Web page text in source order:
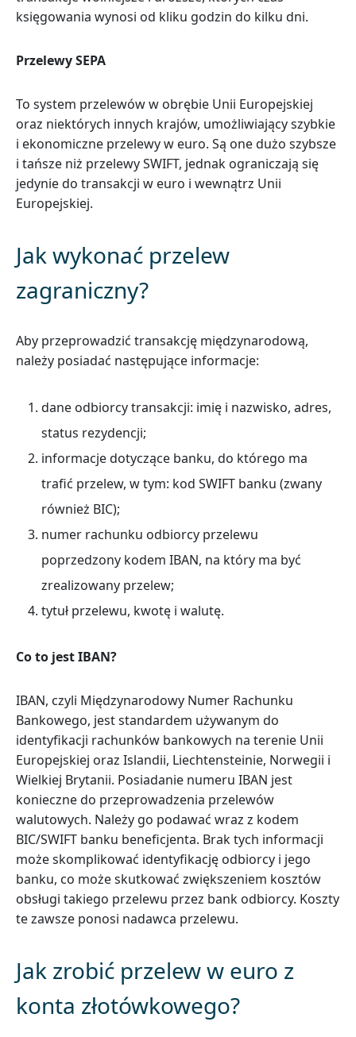
księgowania wynosi od kliku godzin do kilku dni.
Przelewy SEPA
To system przelewów w obrębie Unii Europejskiej
oraz niektórych innych krajów, umożliwiający szybkie
i ekonomiczne przelewy w euro. Są one dużo szybsze
i tańsze niż przelewy SWIFT, jednak ograniczają się
jedynie do transakcji w euro i wewnątrz Unii
Europejskiej.
Jak wykonać przelew
zagraniczny?
Aby przeprowadzić transakcję międzynarodową,
należy posiadać następujące informacje:
dane odbiorcy transakcji: imię i nazwisko, adres,
status rezydencji;
informacje dotyczące banku, do którego ma
trafić przelew, w tym: kod SWIFT banku (zwany
również BIC);
numer rachunku odbiorcy przelewu
poprzedzony kodem IBAN, na który ma być
zrealizowany przelew;
tytuł przelewu, kwotę i walutę.
Co to jest IBAN?
IBAN, czyli Międzynarodowy Numer Rachunku
Bankowego, jest standardem używanym do
identyfikacji rachunków bankowych na terenie Unii
Europejskiej oraz Islandii, Liechtensteinie, Norwegii i
Wielkiej Brytanii. Posiadanie numeru IBAN jest
konieczne do przeprowadzenia przelewów
walutowych. Należy go podawać wraz z kodem
BIC/SWIFT banku beneficjenta. Brak tych informacji
może skomplikować identyfikację odbiorcy i jego
banku, co może skutkować zwiększeniem kosztów
obsługi takiego przelewu przez bank odbiorcy. Koszty
te zawsze ponosi nadawca przelewu.
Jak zrobić przelew w euro z
konta złotówkowego?